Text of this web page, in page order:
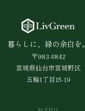
暮らしに、緑の余白を。
〒983-0842
宮城県仙台市宮城野区
五輪1丁目15-19
MENU